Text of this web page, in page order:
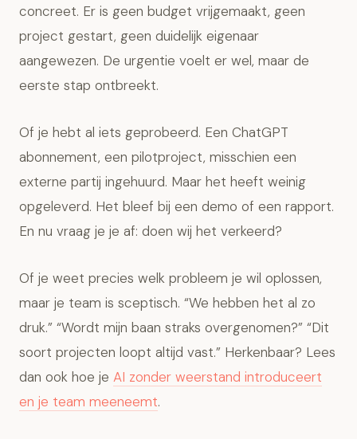
concreet. Er is geen budget vrijgemaakt, geen
project gestart, geen duidelijk eigenaar
aangewezen. De urgentie voelt er wel, maar de
eerste stap ontbreekt.
Of je hebt al iets geprobeerd. Een ChatGPT
abonnement, een pilotproject, misschien een
externe partij ingehuurd. Maar het heeft weinig
opgeleverd. Het bleef bij een demo of een rapport.
En nu vraag je je af: doen wij het verkeerd?
Of je weet precies welk probleem je wil oplossen,
maar je team is sceptisch. “We hebben het al zo
druk.” “Wordt mijn baan straks overgenomen?” “Dit
soort projecten loopt altijd vast.” Herkenbaar? Lees
dan ook hoe je AI zonder weerstand introduceert
en je team meeneemt.